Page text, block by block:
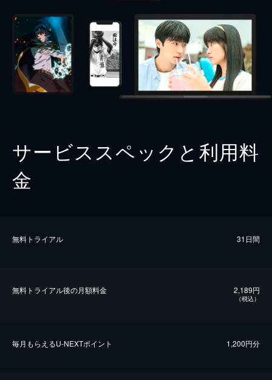
サービススペックと利用料
金
無料トライアル 31日間
無料トライアル後の⽉額料金 2,189円
（税込）
毎⽉もらえるU-NEXTポイント 1,200円分